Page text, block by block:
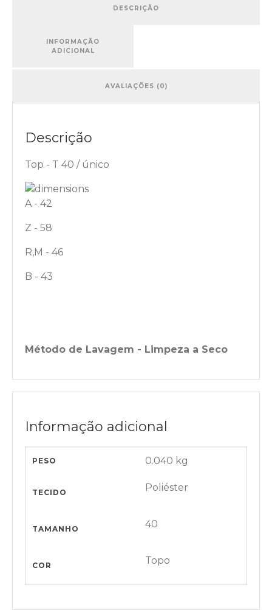
DESCRIÇÃO
INFORMAÇÃO
ADICIONAL
AVALIAÇÕES (0)
Descrição
Top - T 40 / único
A - 42
Z - 58
R,M - 46
B - 43
Método de Lavagem - Limpeza a Seco
Informação adicional
PESO 0.040 kg
TECIDO Poliéster
TAMANHO 40
COR Topo